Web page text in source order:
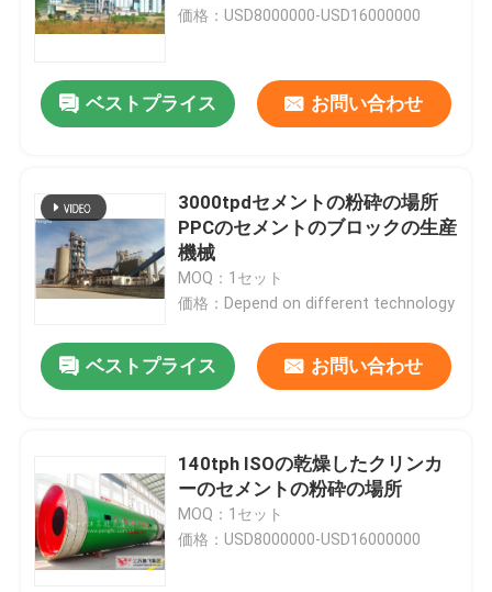
価格：USD8000000-USD16000000
ベストプライス お問い合わせ
3000tpdセメントの粉砕の場所
PPCのセメントのブロックの生産
機械
MOQ：1セット
価格：Depend on different technology
ベストプライス お問い合わせ
140tph ISOの乾燥したクリンカ
ーのセメントの粉砕の場所
MOQ：1セット
価格：USD8000000-USD16000000